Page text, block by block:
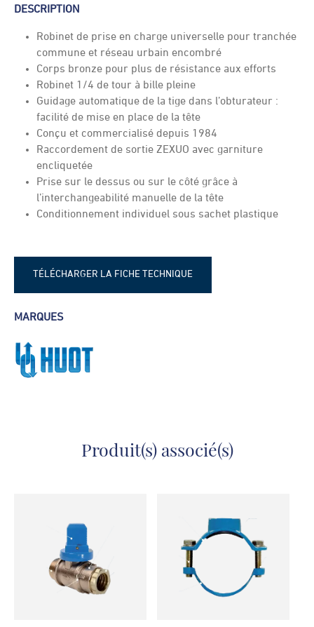
DESCRIPTION
Robinet de prise en charge universelle pour tranchée
commune et réseau urbain encombré
Corps bronze pour plus de résistance aux efforts
Robinet 1/4 de tour à bille pleine
Guidage automatique de la tige dans l’obturateur :
facilité de mise en place de la tête
Conçu et commercialisé depuis 1984
Raccordement de sortie ZEXUO avec garniture
encliquetée
Prise sur le dessus ou sur le côté grâce à
l’interchangeabilité manuelle de la tête
Conditionnement individuel sous sachet plastique
TÉLÉCHARGER LA FICHE TECHNIQUE
MARQUES
Produit(s) associé(s)